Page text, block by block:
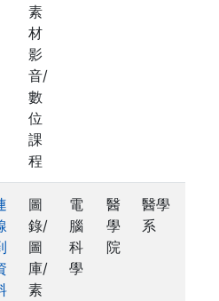
素
材
影
音/
數
位
課
程
圖
錄/
圖
庫/
素
電
腦
科
學
醫
學
院
醫學
系